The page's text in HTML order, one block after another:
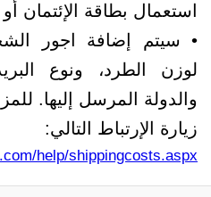
استعمال بطاقة
• سيتم إضافة اجور
لوزن الطرد، ونوع
والدولة المرسل إليها.
زيارة الإرتباط التالي:
help/shippingcosts.aspx